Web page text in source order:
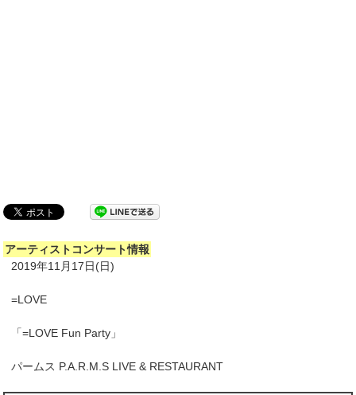
アーティストコンサート情報
2019年11月17日(日)
=LOVE
「=LOVE Fun Party」
パームス P.A.R.M.S LIVE & RESTAURANT